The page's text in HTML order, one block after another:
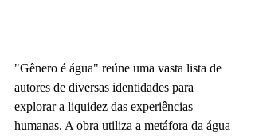
"Gênero é água" reúne uma vasta lista de
autores de diversas identidades para
explorar a liquidez das experiências
humanas. A obra utiliza a metáfora da água